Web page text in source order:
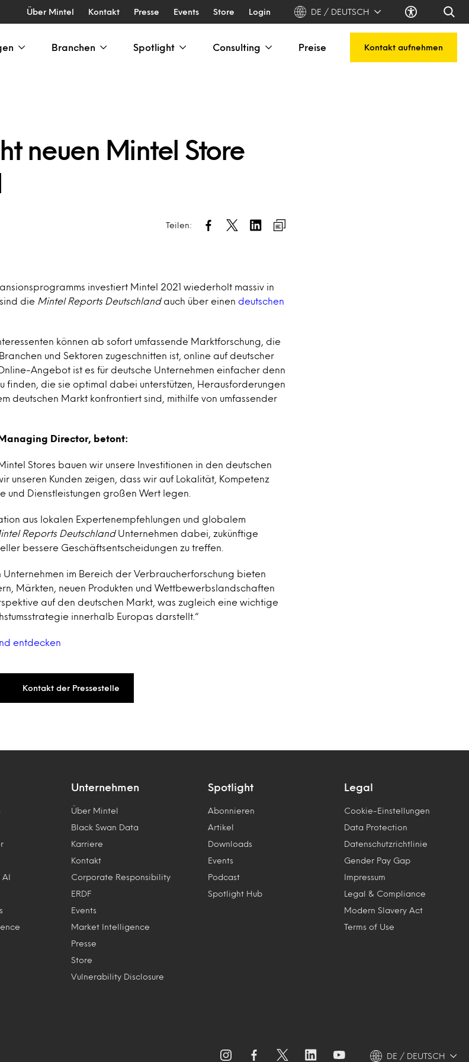
Über Mintel Kontakt Presse Events Store Login DE / DEUTSCH
Branchen Spotlight Consulting Preise Kontakt aufnehmen
neuen Mintel Store
Teilen:
investiert Mintel 2021 wiederholt massiv in
die Mintel Reports Deutschlandauch über einen deutschen
können ab sofort umfassende Marktforschung, die
und Sektoren zugeschnitten ist, online auf deutscher
Angebot ist es für deutsche Unternehmen einfacher denn
finden, die sie optimal dabei unterstützen, Herausforderungen
deutschen Markt konfrontiert sind, mithilfe von umfassender
Director, betont:
Stores bauen wir unsere Investitionen in den deutschen
unseren Kunden zeigen, dass wir auf Lokalität, Kompetenz
und Dienstleistungen großen Wert legen.
aus lokalen Expertenempfehlungen und globalem
Reports DeutschlandUnternehmen dabei, zukünftige
bessere Geschäftsentscheidungen zu treffen.
im Bereich der Verbraucherforschung bieten
Märkten, neuen Produkten und Wettbewerbslandschaften
auf den deutschen Markt, was zugleich eine wichtige
innerhalb Europas darstellt.“
entdecken
Kontakt der Pressestelle
Unternehmen
Über Mintel
Black Swan Data
Karriere
Kontakt
Corporate Responsibility
ERDF
Events
Market Intelligence
Presse
Store
Vulnerability Disclosure
Spotlight
Abonnieren
Artikel
Downloads
Events
Podcast
Spotlight Hub
Legal
Cookie-Einstellungen
Data Protection
Datenschutzrichtlinie
Gender Pay Gap
Impressum
Legal & Compliance
Modern Slavery Act
Terms of Use
DE / DEUTSCH